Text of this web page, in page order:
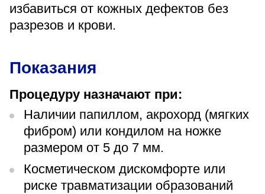
Пятница
перерыв 12:00–12:30
Версия для слабовидящих
избавиться от кожных дефектов без
разрезов и крови.
Показания
Процедуру назначают при:
Наличии папиллом, акрохорд (мягких
фибром) или кондилом на ножке
размером от 5 до 7 мм.
Косметическом дискомфорте или
риске травматизации образований